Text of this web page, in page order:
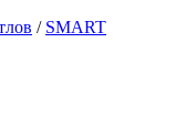
/ SMART